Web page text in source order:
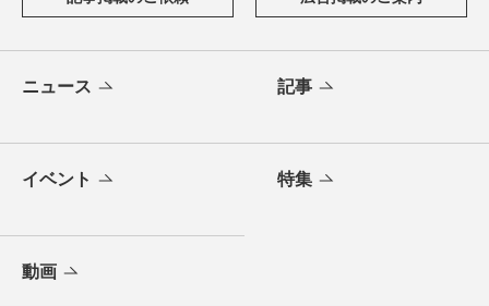
ニュース 記事
イベント 特集
動画